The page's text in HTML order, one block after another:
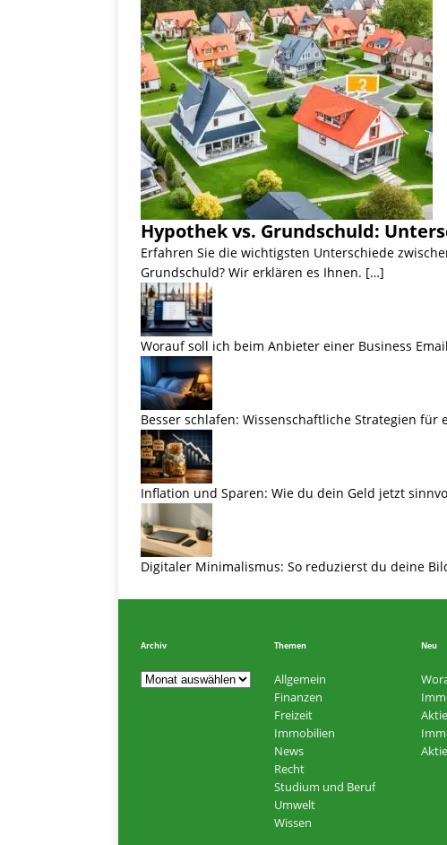
Hypothek vs. Grundschuld:
Erfahren Sie die wichtigsten Unterschiede
Grundschuld? Wir erklären es Ihnen. […]
Worauf soll ich beim Anbieter einer Business
Besser schlafen: Wissenschaftliche Strategien für
Inflation und Sparen: Wie du dein Geld jetzt
Digitaler Minimalismus: So reduzierst du deine
Archiv Themen
Allgemein
Finanzen
Freizeit
Immobilien
News
Recht
Studium und Beruf
Umwelt
Wissen
Neu